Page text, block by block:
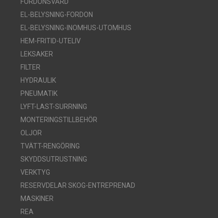
FORDONSVÅRD
EL-BELYSNING-FORDON
EL-BELYSNING-INOMHUS-UTOMHUS
HEM-FRITID-UTELIV
LEKSAKER
FILTER
HYDRAULIK
PNEUMATIK
LYFT-LAST-SURRNING
MONTERINGSTILLBEHÖR
OLJOR
TVÄTT-RENGÖRING
SKYDDSUTRUSTNING
VERKTYG
RESERVDELAR SKOG-ENTREPRENAD
MASKINER
REA